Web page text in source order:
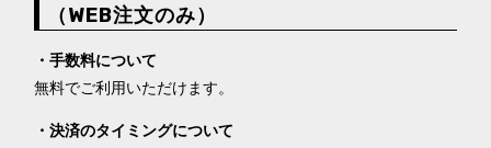
（WEB注文のみ）
・手数料について
無料でご利用いただけます。
・決済のタイミングについて